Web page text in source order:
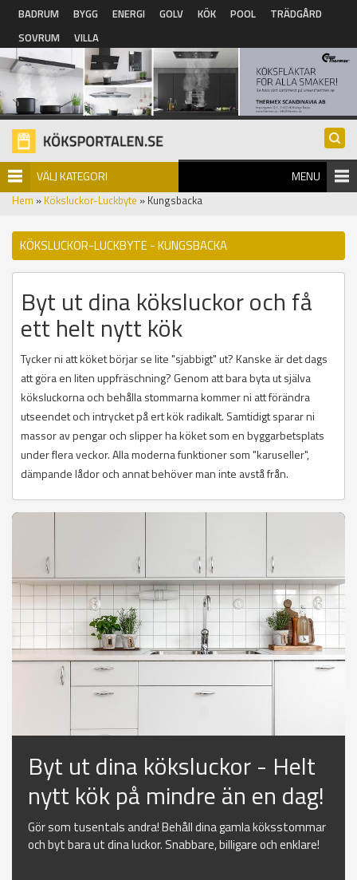
Hoppa till huvudinnehåll
BADRUM BYGG ENERGI GOLV KÖK POOL
TRÄDGÅRD
SOVRUM
VILLA
VÄLJ KATEGORI MENU
Hem » Köksluckor-Luckbyte » Kungsbacka
KÖKSLUCKOR-LUCKBYTE - KUNGSBACKA
Byt ut dina köksluckor och få
ett helt nytt kök
Tycker ni att köket börjar se lite "sjabbigt" ut? Kanske är det dags
att göra en liten uppfräschning? Genom att bara byta ut själva
köksluckorna och behålla stommarna kommer ni att förändra
utseendet och intrycket på ert kök radikalt. Samtidigt sparar ni
massor av pengar och slipper ha köket som en byggarbetsplats
under flera veckor. Alla moderna funktioner som "karuseller",
dämpande lådor och annat behöver man inte avstå från.
Byt ut dina köksluckor - Helt
nytt kök på mindre än en dag!
Gör som tusentals andra! Behåll dina gamla köksstommar
och byt bara ut dina luckor. Snabbare, billigare och enklare!